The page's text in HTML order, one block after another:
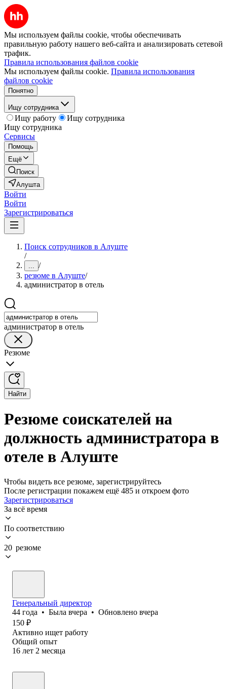
Мы используем файлы cookie, чтобы обеспечивать
правильную работу нашего веб-сайта и анализировать сетевой
трафик.
Правила использования файлов cookie
Мы используем файлы cookie. Правила использования
файлов cookie
Понятно
Ищу сотрудника
Ищу работу
Ищу сотрудника
Ищу сотрудника
Сервисы
Помощь
Ещё
Поиск
Алушта
Войти
Войти
Зарегистрироваться
Поиск сотрудников в Алуште
/
... /
резюме в Алуште/
администратор в отель
администратор в отель
Резюме
Найти
Резюме соискателей на
должность администратора в
отеле в Алуште
Чтобы видеть все резюме, зарегистрируйтесь
После регистрации покажем ещё 485 и откроем фото
Зарегистрироваться
За всё время
По соответствию
20 резюме
Генеральный директор
44 года • Была вчера • Обновлено вчера
150 ₽
Активно ищет работу
Общий опыт
16 лет 2 месяца